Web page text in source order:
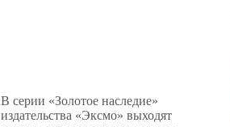
В серии «Золотое наследие»
издательства «Эксмо» выходят